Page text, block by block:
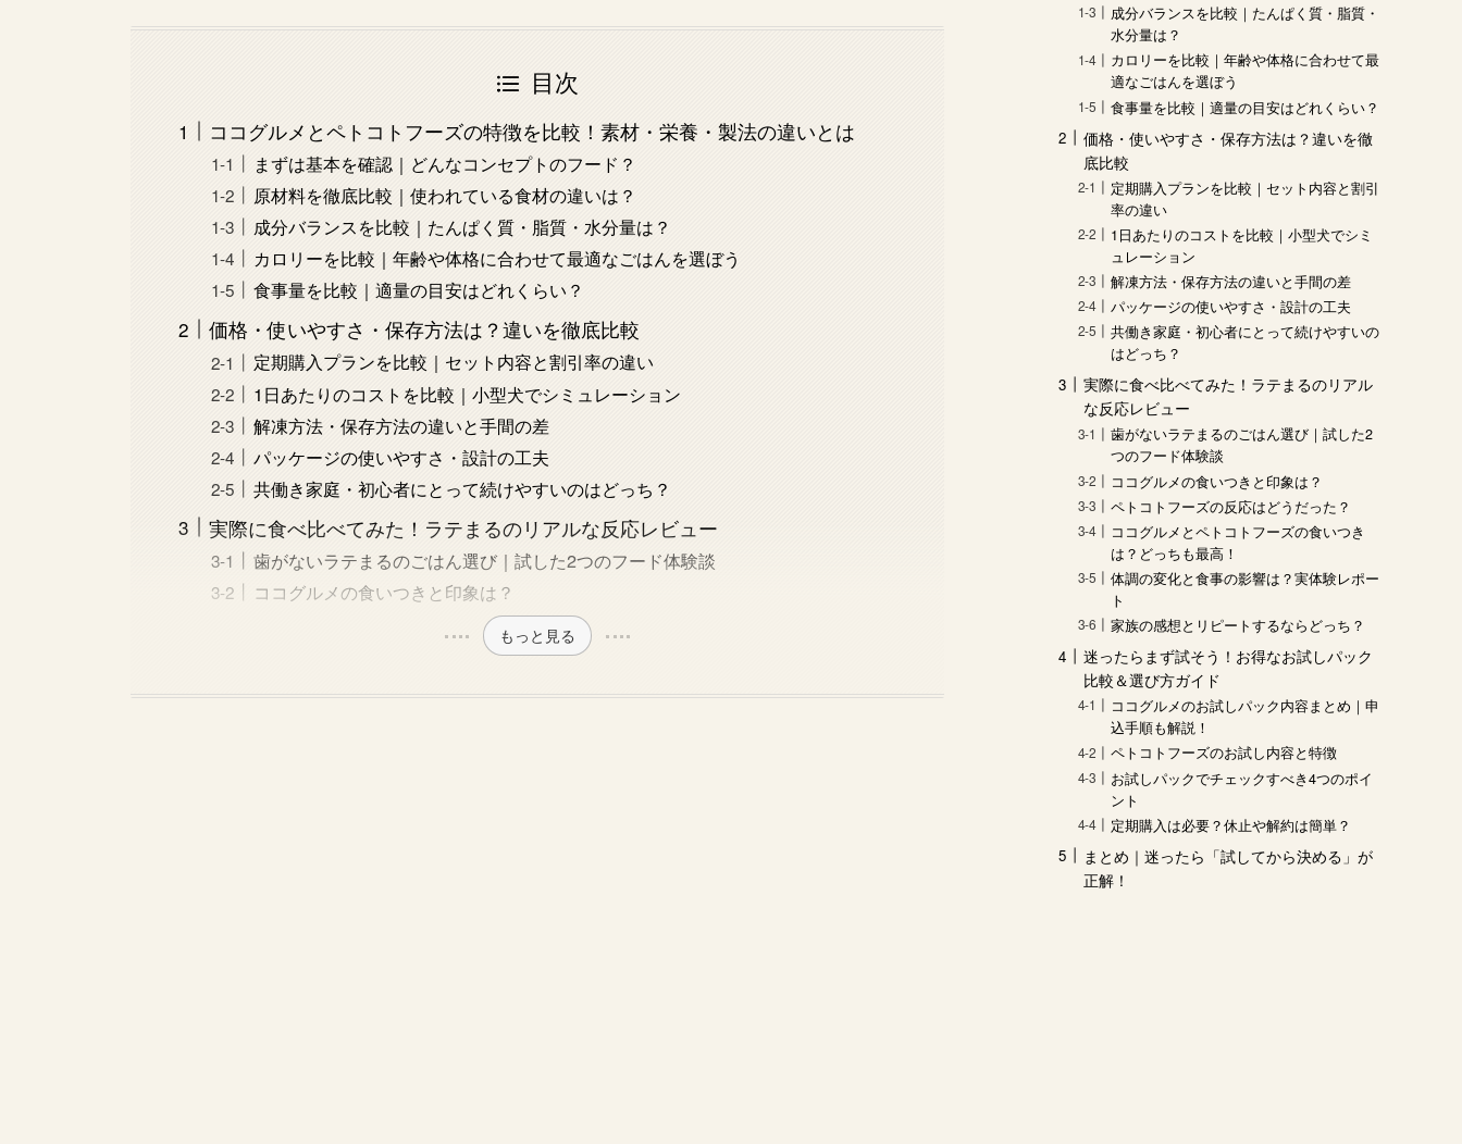
目次
ココグルメとペトコトフーズの特徴を比較！素材・栄養・製法の違いとは
まずは基本を確認｜どんなコンセプトのフード？
原材料を徹底比較｜使われている食材の違いは？
成分バランスを比較｜たんぱく質・脂質・水分量は？
カロリーを比較｜年齢や体格に合わせて最適なごはんを選ぼう
食事量を比較｜適量の目安はどれくらい？
価格・使いやすさ・保存方法は？違いを徹底比較
定期購入プランを比較｜セット内容と割引率の違い
1日あたりのコストを比較｜小型犬でシミュレーション
解凍方法・保存方法の違いと手間の差
パッケージの使いやすさ・設計の工夫
共働き家庭・初心者にとって続けやすいのはどっち？
実際に食べ比べてみた！ラテまるのリアルな反応レビュー
歯がないラテまるのごはん選び｜試した2つのフード体験談
ココグルメの食いつきと印象は？
もっと見る
成分バランスを比較｜たんぱく質・脂質・
水分量は？
カロリーを比較｜年齢や体格に合わせて最
適なごはんを選ぼう
食事量を比較｜適量の目安はどれくらい？
価格・使いやすさ・保存方法は？違いを徹
底比較
定期購入プランを比較｜セット内容と割引
率の違い
1日あたりのコストを比較｜小型犬でシミ
ュレーション
解凍方法・保存方法の違いと手間の差
パッケージの使いやすさ・設計の工夫
共働き家庭・初心者にとって続けやすいの
はどっち？
実際に食べ比べてみた！ラテまるのリアル
な反応レビュー
歯がないラテまるのごはん選び｜試した2
つのフード体験談
ココグルメの食いつきと印象は？
ペトコトフーズの反応はどうだった？
ココグルメとペトコトフーズの食いつき
は？どっちも最高！
体調の変化と食事の影響は？実体験レポー
ト
家族の感想とリピートするならどっち？
迷ったらまず試そう！お得なお試しパック
比較＆選び方ガイド
ココグルメのお試しパック内容まとめ｜申
込手順も解説！
ペトコトフーズのお試し内容と特徴
お試しパックでチェックすべき4つのポイ
ント
定期購入は必要？休止や解約は簡単？
まとめ｜迷ったら「試してから決める」が
正解！